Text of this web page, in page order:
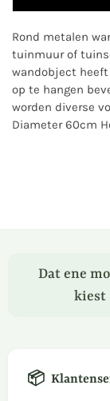
Rond metalen
tuinmuur of
wandobject
op te hangen
worden diverse
Diameter 60cm
Dat ene
kiest
📦